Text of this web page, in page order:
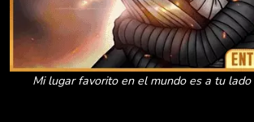
Mi lugar favorito en el mundo es a tu